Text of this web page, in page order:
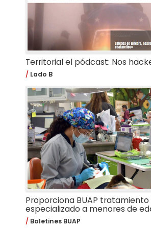
Territorial el pódcast: Nos
Lado B
Proporciona BUAP
especializado a menores de
Boletines BUAP